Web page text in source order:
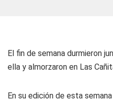
El fin de semana durmieron
ella y almorzaron en Las
En su edición de esta